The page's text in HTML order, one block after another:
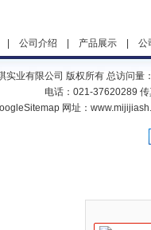
公司介绍 产品展示| 公
实业有限公司 版权所有 总访问量：
电话：021-37620289
网址：